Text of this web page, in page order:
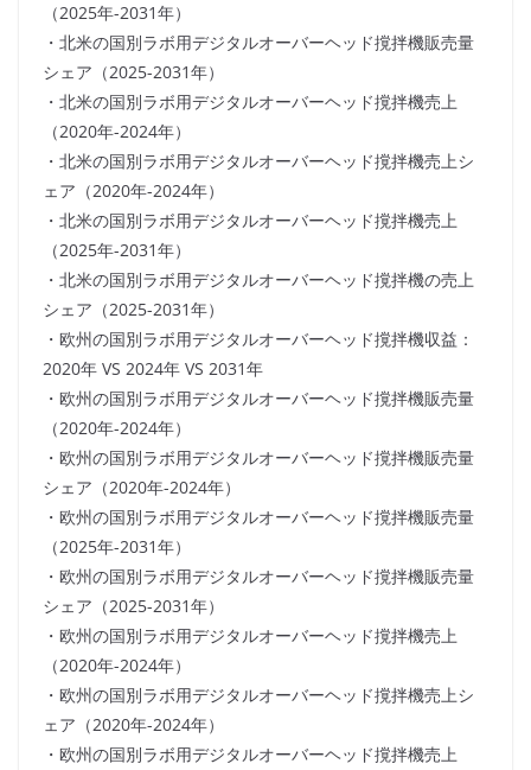
（2025年-2031年）
・北米の国別ラボ用デジタルオーバーヘッド撹拌機販売量
シェア（2025-2031年）
・北米の国別ラボ用デジタルオーバーヘッド撹拌機売上
（2020年-2024年）
・北米の国別ラボ用デジタルオーバーヘッド撹拌機売上シ
ェア（2020年-2024年）
・北米の国別ラボ用デジタルオーバーヘッド撹拌機売上
（2025年-2031年）
・北米の国別ラボ用デジタルオーバーヘッド撹拌機の売上
シェア（2025-2031年）
・欧州の国別ラボ用デジタルオーバーヘッド撹拌機収益：
2020年 VS 2024年 VS 2031年
・欧州の国別ラボ用デジタルオーバーヘッド撹拌機販売量
（2020年-2024年）
・欧州の国別ラボ用デジタルオーバーヘッド撹拌機販売量
シェア（2020年-2024年）
・欧州の国別ラボ用デジタルオーバーヘッド撹拌機販売量
（2025年-2031年）
・欧州の国別ラボ用デジタルオーバーヘッド撹拌機販売量
シェア（2025-2031年）
・欧州の国別ラボ用デジタルオーバーヘッド撹拌機売上
（2020年-2024年）
・欧州の国別ラボ用デジタルオーバーヘッド撹拌機売上シ
ェア（2020年-2024年）
・欧州の国別ラボ用デジタルオーバーヘッド撹拌機売上